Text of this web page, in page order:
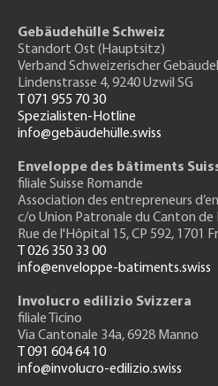
Gebäudehülle Schweiz
Standort Ost (Hauptsitz)
Verband Schweizerischer
Lindenstrasse 4, 9240 Uzwil SG
T 071 955 70 30
Spezialisten-Hotline
info@gebäudehülle.swiss
Enveloppe des bâtiments
filiale Suisse Romande
Association des entrepreneurs
c/o Union Patronale du Canton de
Rue de l'Hôpital 15, CP 592, 1701
T 026 350 33 00
info@enveloppe-batiments.swiss
Involucro edilizio Svizzera
filiale Ticino
Via Cantonale 34a, 6928 Manno
T 091 604 64 10
info@involucro-edilizio.swiss